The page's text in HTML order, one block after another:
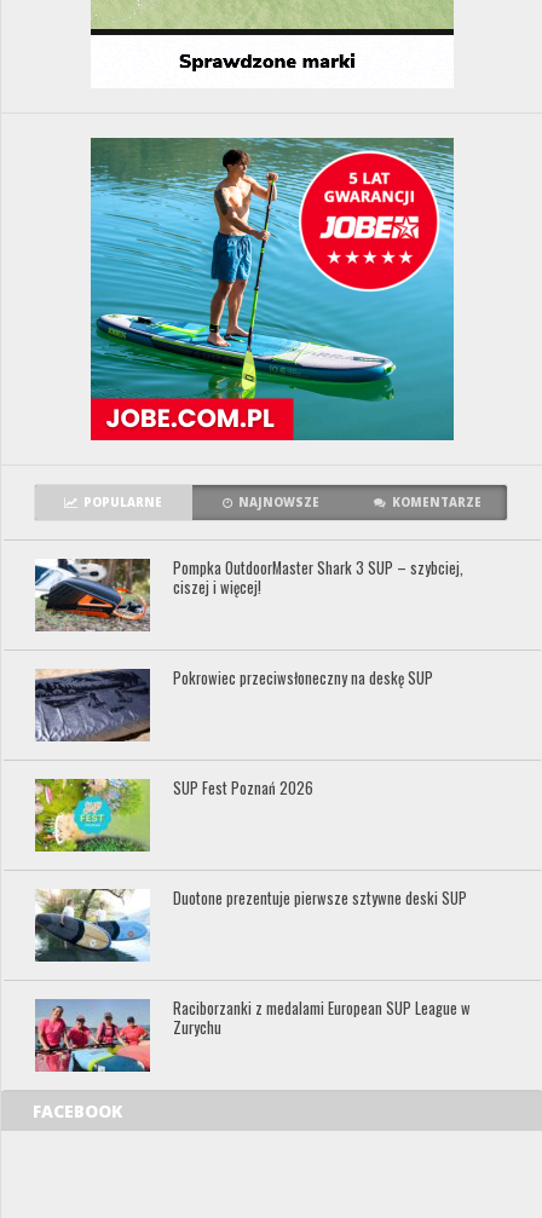
POPULARNE NAJNOWSZE KOMENTARZE
Pompka OutdoorMaster Shark 3 SUP – szybciej,
ciszej i więcej!
Pokrowiec przeciwsłoneczny na deskę SUP
SUP Fest Poznań 2026
Duotone prezentuje pierwsze sztywne deski SUP
Raciborzanki z medalami European SUP League w
Zurychu
FACEBOOK